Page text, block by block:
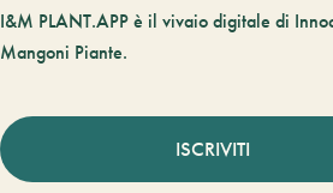
I&M PLANT.APP è il vivaio digitale di
Mangoni Piante.
ISCRIVITI